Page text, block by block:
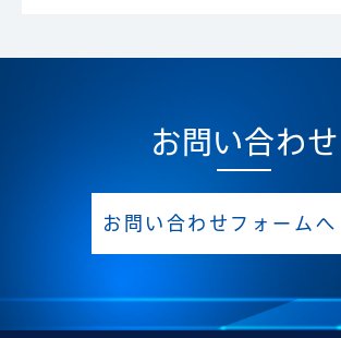
お問い合わせ
お問い合わせフォームへ